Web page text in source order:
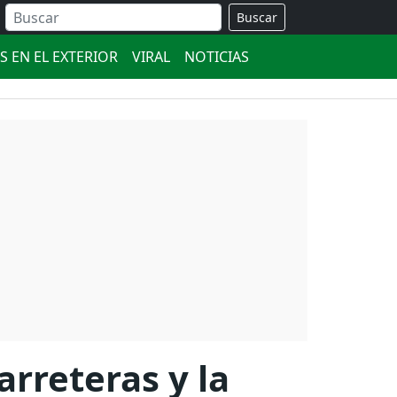
Buscar
EN EL EXTERIOR VIRAL NOTICIAS
y la